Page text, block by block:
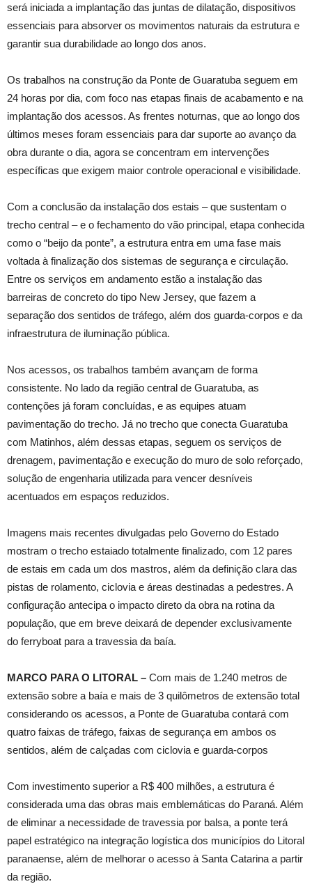
será iniciada a implantação das juntas de dilatação, dispositivos
essenciais para absorver os movimentos naturais da estrutura e
garantir sua durabilidade ao longo dos anos.
Os trabalhos na construção da Ponte de Guaratuba seguem em
24 horas por dia, com foco nas etapas finais de acabamento e na
implantação dos acessos. As frentes noturnas, que ao longo dos
últimos meses foram essenciais para dar suporte ao avanço da
obra durante o dia, agora se concentram em intervenções
específicas que exigem maior controle operacional e visibilidade.
Com a conclusão da instalação dos estais – que sustentam o
trecho central – e o fechamento do vão principal, etapa conhecida
como o “beijo da ponte”, a estrutura entra em uma fase mais
voltada à finalização dos sistemas de segurança e circulação.
Entre os serviços em andamento estão a instalação das
barreiras de concreto do tipo New Jersey, que fazem a
separação dos sentidos de tráfego, além dos guarda-corpos e da
infraestrutura de iluminação pública.
Nos acessos, os trabalhos também avançam de forma
consistente. No lado da região central de Guaratuba, as
contenções já foram concluídas, e as equipes atuam
pavimentação do trecho. Já no trecho que conecta Guaratuba
com Matinhos, além dessas etapas, seguem os serviços de
drenagem, pavimentação e execução do muro de solo reforçado,
solução de engenharia utilizada para vencer desníveis
acentuados em espaços reduzidos.
Imagens mais recentes divulgadas pelo Governo do Estado
mostram o trecho estaiado totalmente finalizado, com 12 pares
de estais em cada um dos mastros, além da definição clara das
pistas de rolamento, ciclovia e áreas destinadas a pedestres. A
configuração antecipa o impacto direto da obra na rotina da
população, que em breve deixará de depender exclusivamente
do ferryboat para a travessia da baía.
MARCO PARA O LITORAL – Com mais de 1.240 metros de
extensão sobre a baía e mais de 3 quilômetros de extensão total
considerando os acessos, a Ponte de Guaratuba contará com
quatro faixas de tráfego, faixas de segurança em ambos os
sentidos, além de calçadas com ciclovia e guarda-corpos
Com investimento superior a R$ 400 milhões, a estrutura é
considerada uma das obras mais emblemáticas do Paraná. Além
de eliminar a necessidade de travessia por balsa, a ponte terá
papel estratégico na integração logística dos municípios do Litoral
paranaense, além de melhorar o acesso à Santa Catarina a partir
da região.